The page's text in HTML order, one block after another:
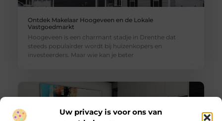
Uw privacy is voor ons van
Ontdek Makelaar Hoogeveen en de Lokale
Vastgoedmarkt
Hoogeveen is een charmant stadje in Drenthe dat
steeds populairder wordt bij huizenkopers en
investeerders. Maar wie kan je beter